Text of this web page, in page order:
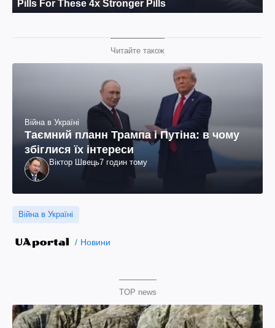
Читайте також
Війна в Україні
Таємний планн Трампа і Путіна: в чому
збіглися їх інтереси
Віктор Швець7 годин тому
Війна в Україні
Новини
TOP news